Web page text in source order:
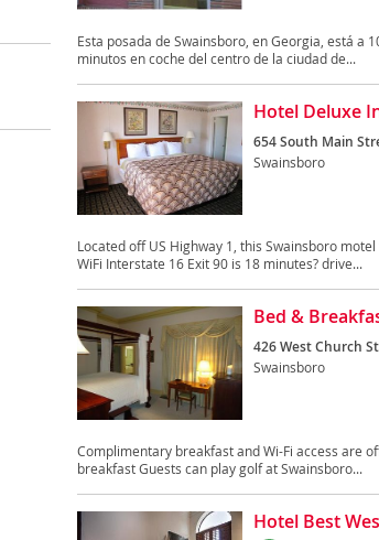
Esta posada de Swainsboro, en Georgia, está a
minutos en coche del centro de la ciudad de...
Hotel Deluxe
654 South Main
Swainsboro
Located off US Highway 1, this Swainsboro
WiFi Interstate 16 Exit 90 is 18 minutes? drive...
Bed &
426 West Church
Swainsboro
Complimentary breakfast and Wi-Fi access are
breakfast Guests can play golf at Swainsboro...
Hotel Best